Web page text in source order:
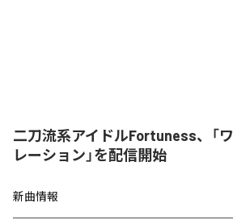
二刀流系アイドルFortuness、「
レーション」を配信開始
新曲情報